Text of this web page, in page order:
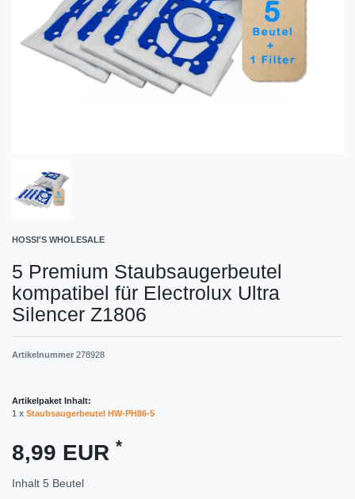
HOSSI'S WHOLESALE
5 Premium Staubsaugerbeutel
kompatibel für Electrolux Ultra
Silencer Z1806
Artikelnummer 278928
Artikelpaket Inhalt:
1 x Staubsaugerbeutel HW-PH86-5
8,99 EUR *
Inhalt 5 Beutel